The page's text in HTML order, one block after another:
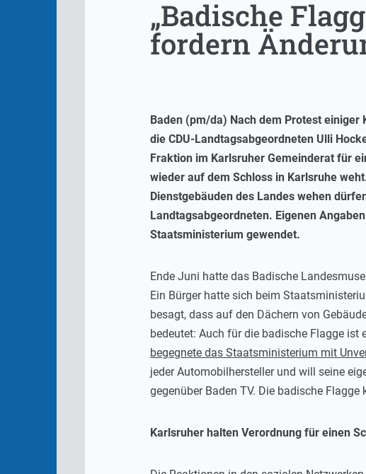
„Badische
fordern
Baden (pm/da) Nach dem Protest
die CDU-Landtagsabgeordneten Ulli
Fraktion im Karlsruher Gemeinderat für
wieder auf dem Schloss in Karlsruhe
Dienstgebäuden des Landes wehen
Landtagsabgeordneten. Eigenen
Staatsministerium gewendet.
Ende Juni hatte das Badische
Ein Bürger hatte sich beim
besagt, dass auf den Dächern von
bedeutet: Auch für die badische Flagge ist
begegnete das Staatsministerium mit
jeder Automobilhersteller und will seine
gegenüber Baden TV. Die badische
Karlsruher halten Verordnung für einen